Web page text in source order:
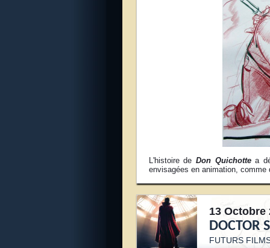
L'histoire de Don Quichottea
envisagées en animation,
13 Octobre
DOCTOR
FUTURS